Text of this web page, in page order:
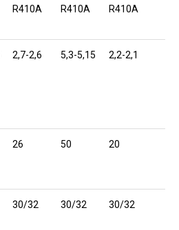
R410A R410A R410A
2,7-2,6 5,3-5,15 2,2-2,1
26 50 20
30/32 30/32 30/32